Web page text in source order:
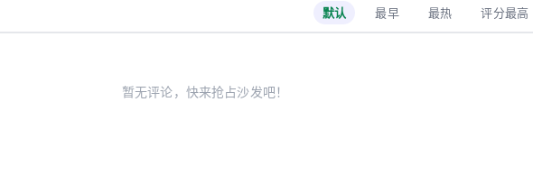
默认 最早 最热 评分最高
暂无评论，快来抢占沙发吧！